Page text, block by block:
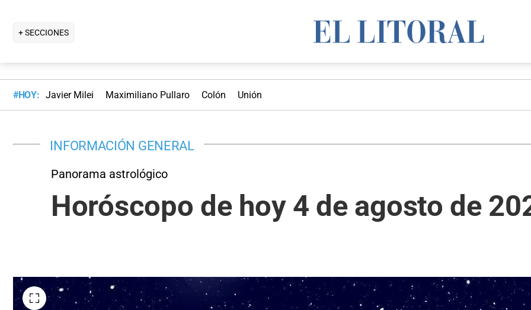
+ SECCIONES
#HOY: Javier Milei Maximiliano Pullaro Colón Unión
INFORMACIÓN GENERAL
Panorama astrológico
Horóscopo de hoy 4 de agosto de